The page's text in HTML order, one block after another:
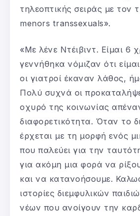
τηλεοπτικής σειράς με τον
menors transsexuals».
«Με λένε Ντέιβιντ. Είμαι 6
γεννήθηκα νόμιζαν ότι
οι γιατροί έκαναν λάθος,
Πολύ συχνά οι
οχυρό της κοινωνίας
διαφορετικότητα. Όταν το
έρχεται με τη μορφή ενός
που παλεύει για την
για ακόμη μια φορά να
και να κατανοήσουμε.
ιστορίες διεμφυλικών
νέων που ανοίγουν την